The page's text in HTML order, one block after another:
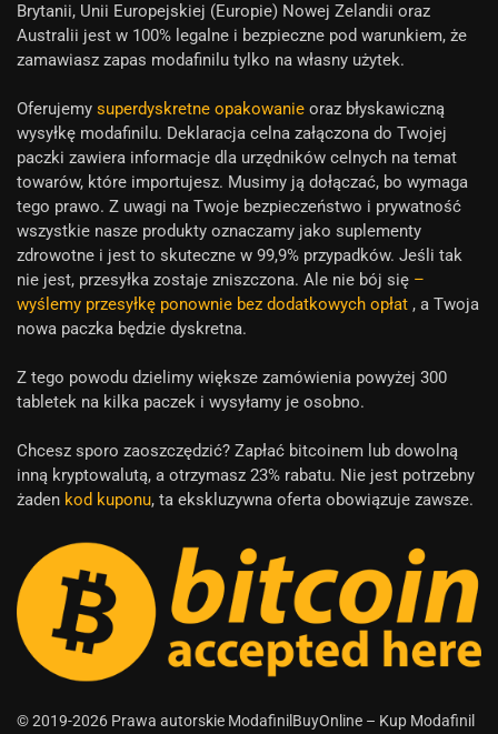
Brytanii, Unii Europejskiej (Europie) Nowej Zelandii oraz
Australii jest w 100% legalne i bezpieczne pod warunkiem, że
zamawiasz zapas modafinilu tylko na własny użytek.
Oferujemy superdyskretne opakowanie oraz błyskawiczną
wysyłkę modafinilu. Deklaracja celna załączona do Twojej
paczki zawiera informacje dla urzędników celnych na temat
towarów, które importujesz. Musimy ją dołączać, bo wymaga
tego prawo. Z uwagi na Twoje bezpieczeństwo i prywatność
wszystkie nasze produkty oznaczamy jako suplementy
zdrowotne i jest to skuteczne w 99,9% przypadków. Jeśli tak
nie jest, przesyłka zostaje zniszczona. Ale nie bój się –
wyślemy przesyłkę ponownie bez dodatkowych opłat , a Twoja
nowa paczka będzie dyskretna.
Z tego powodu dzielimy większe zamówienia powyżej 300
tabletek na kilka paczek i wysyłamy je osobno.
Chcesz sporo zaoszczędzić? Zapłać bitcoinem lub dowolną
inną kryptowalutą, a otrzymasz 23% rabatu. Nie jest potrzebny
żaden kod kuponu, ta ekskluzywna oferta obowiązuje zawsze.
© 2019-2026 Prawa autorskie ModafinilBuyOnline – Kup Modafinil